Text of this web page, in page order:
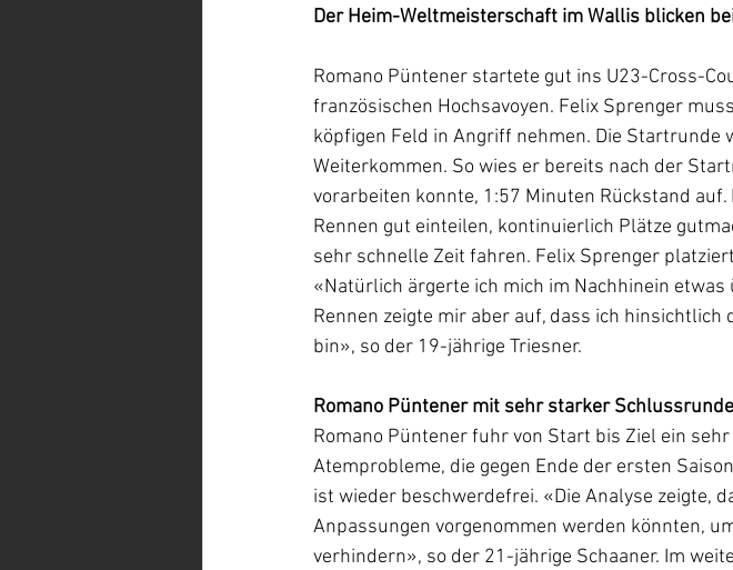
Der Heim-Weltmeisterschaft im Wallis blicken
Romano Püntener startete gut ins U23-Cross-
französischen Hochsavoyen. Felix Sprenger
köpfigen Feld in Angriff nehmen. Die Startrunde
Weiterkommen. So wies er bereits nach der
vorarbeiten konnte, 1:57 Minuten Rückstand
Rennen gut einteilen, kontinuierlich Plätze
sehr schnelle Zeit fahren. Felix Sprenger
«Natürlich ärgerte ich mich im Nachhinein
Rennen zeigte mir aber auf, dass ich
bin», so der 19-jährige Triesner.
Romano Püntener mit sehr starker Schlussrunde
Romano Püntener fuhr von Start bis Ziel ein
Atemprobleme, die gegen Ende der ersten
ist wieder beschwerdefrei. «Die Analyse zeigte,
Anpassungen vorgenommen werden könnten,
verhindern», so der 21-jährige Schaaner. Im